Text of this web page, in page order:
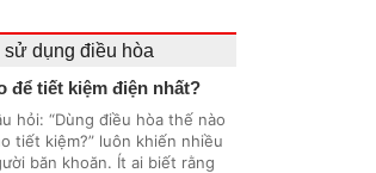
dụng điều hòa
để tiết kiệm điện nhất?
hỏi: “Dùng điều hòa thế nào
tiết kiệm?” luôn khiến nhiều
băn khoăn. Ít ai biết rằng